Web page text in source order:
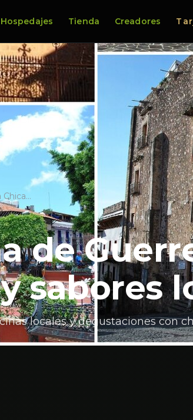
Hospedajes Tienda Creadores
Chica…
de
sabores
locales y degustaciones con